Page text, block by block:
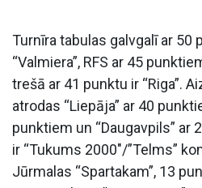
Turnīra tabulas galvgalī ar 50
“Valmiera”, RFS ar 45
trešā ar 41 punktu ir “Riga”.
atrodas “Liepāja” ar 40
punktiem un “Daugavpils” ar
ir “Tukums 2000″/”Telms”
Jūrmalas “Spartakam”, 13